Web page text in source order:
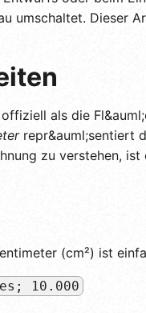
umschaltet. Dieser
als die
repr&auml;sentiert
zu verstehen,
(cm²) ist
10.000